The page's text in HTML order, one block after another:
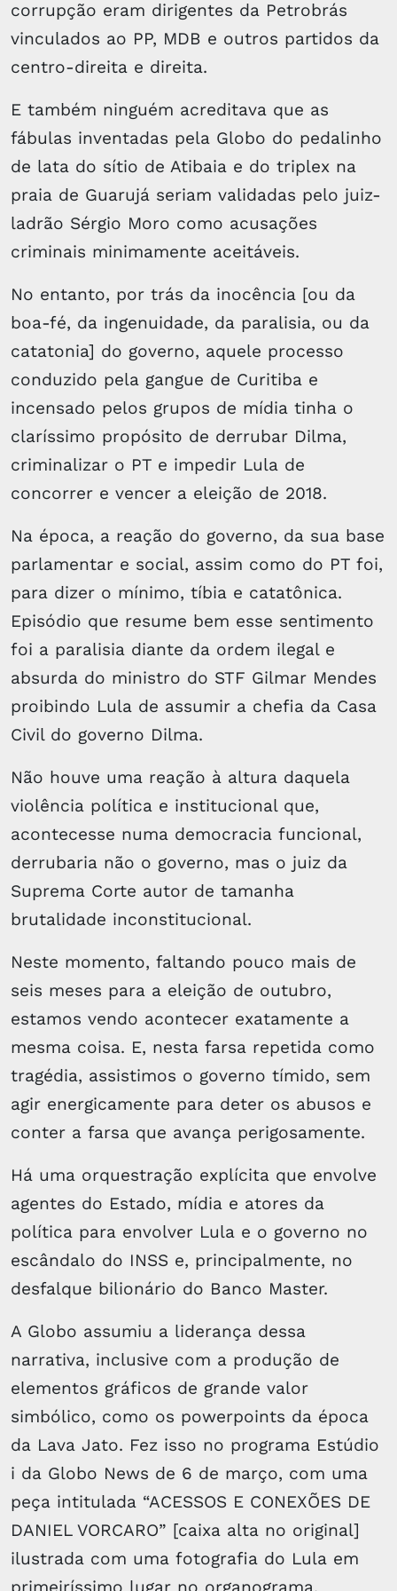
corrupção eram dirigentes da Petrobrás
vinculados ao PP, MDB e outros partidos da
centro-direita e direita.
E também ninguém acreditava que as
fábulas inventadas pela Globo do pedalinho
de lata do sítio de Atibaia e do triplex na
praia de Guarujá seriam validadas pelo juiz-
ladrão Sérgio Moro como acusações
criminais minimamente aceitáveis.
No entanto, por trás da inocência [ou da
boa-fé, da ingenuidade, da paralisia, ou da
catatonia] do governo, aquele processo
conduzido pela gangue de Curitiba e
incensado pelos grupos de mídia tinha o
claríssimo propósito de derrubar Dilma,
criminalizar o PT e impedir Lula de
concorrer e vencer a eleição de 2018.
Na época, a reação do governo, da sua base
parlamentar e social, assim como do PT foi,
para dizer o mínimo, tíbia e catatônica.
Episódio que resume bem esse sentimento
foi a paralisia diante da ordem ilegal e
absurda do ministro do STF Gilmar Mendes
proibindo Lula de assumir a chefia da Casa
Civil do governo Dilma.
Não houve uma reação à altura daquela
violência política e institucional que,
acontecesse numa democracia funcional,
derrubaria não o governo, mas o juiz da
Suprema Corte autor de tamanha
brutalidade inconstitucional.
Neste momento, faltando pouco mais de
seis meses para a eleição de outubro,
estamos vendo acontecer exatamente a
mesma coisa. E, nesta farsa repetida como
tragédia, assistimos o governo tímido, sem
agir energicamente para deter os abusos e
conter a farsa que avança perigosamente.
Há uma orquestração explícita que envolve
agentes do Estado, mídia e atores da
política para envolver Lula e o governo no
escândalo do INSS e, principalmente, no
desfalque bilionário do Banco Master.
A Globo assumiu a liderança dessa
narrativa, inclusive com a produção de
elementos gráficos de grande valor
simbólico, como os powerpoints da época
da Lava Jato. Fez isso no programa Estúdio
i da Globo News de 6 de março, com uma
peça intitulada “ACESSOS E CONEXÕES DE
DANIEL VORCARO” [caixa alta no original]
ilustrada com uma fotografia do Lula em